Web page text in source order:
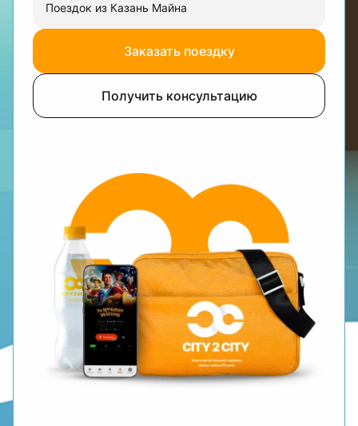
Поездок из Казань Майна
Заказать поездку
Получить консультацию